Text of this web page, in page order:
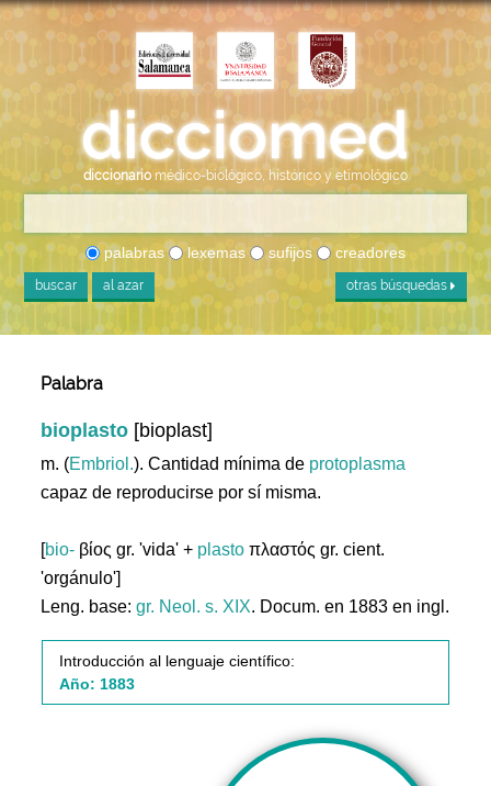
diccionario médico-biológico, histórico y etimológico
palabras lexemas sufijos creadores
buscar al azar otras búsquedas
Palabra
bioplasto [bioplast]
m. (Embriol.). Cantidad mínima de protoplasma
capaz de reproducirse por sí misma.
[bio- βίος gr. 'vida' + plasto πλαστός gr. cient.
'orgánulo']
Leng. base:gr. Neol. s. XIX. Docum. en 1883 en ingl.
Introducción al lenguaje científico:
Año: 1883